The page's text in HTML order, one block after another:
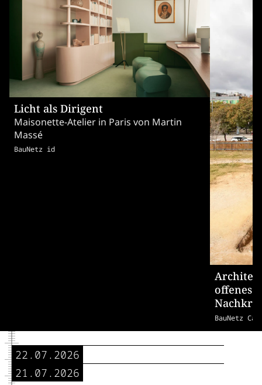
Licht als Dirigent
Maisonette-Atelier in Paris von Martin
Massé
BauNetz id
offenes
BauNetz
22.07.2026
21.07.2026